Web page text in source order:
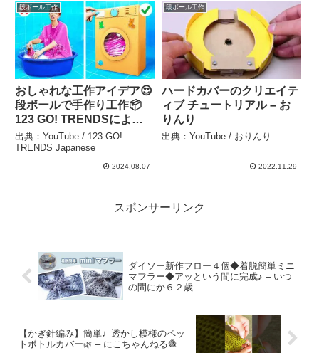
段ボール工作
おしゃれな工作アイデア😍
段ボールで手作り工作📦
123 GO! TRENDSによる
お絵かきチャレンジ – 123
GO! TRENDS Japanese
出典：YouTube / 123 GO!
TRENDS Japanese
2024.08.07
段ボール工作
ハードカバーのクリエイテ
ィブ チュートリアル – お
りんり
出典：YouTube / おりんり
2022.11.29
スポンサーリンク
ダイソー新作フロー４個◆着脱簡単ミニ
マフラー◆アッという間に完成♪ – いつ
の間にか６２歳
【かぎ針編み】簡単♩透かし模様のペッ
トボトルカバー🌿 – にこちゃんねる🧶